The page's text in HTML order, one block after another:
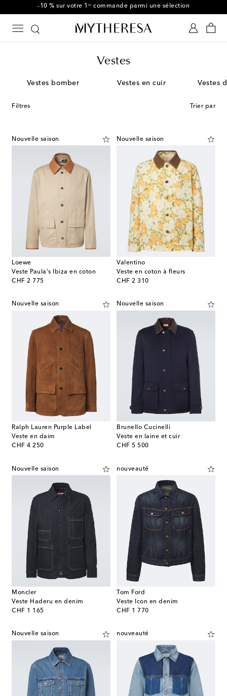
-10 % sur votre 1ʳᵉ commande parmi une sélection
Vestes
Vestes bomber Vestes en cuir Vestes
Filtres Trier par
Nouvelle saison
Loewe
Veste Paula's Ibiza en coton
CHF 2 775
original price
Nouvelle saison
Valentino
Veste en coton à fleurs
CHF 2 310
original price
Nouvelle saison
Ralph Lauren Purple Label
Veste en daim
CHF 4 250
original price
Nouvelle saison
Brunello Cucinelli
Veste en laine et cuir
CHF 5 500
original price
Nouvelle saison
Moncler
Veste Haderu en denim
CHF 1 165
original price
nouveauté
Tom Ford
Veste Icon en denim
CHF 1 770
original price
Nouvelle saison nouveauté